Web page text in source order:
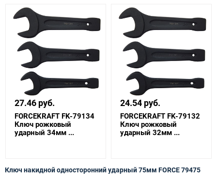
27.46 руб.
FORCEKRAFT FK-79134
Ключ рожковый
ударный 34мм ...
24.54 руб.
FORCEKRAFT FK-79132
Ключ рожковый
ударный 32мм ...
Ключ накидной односторонний ударный 75мм FORCE 79475